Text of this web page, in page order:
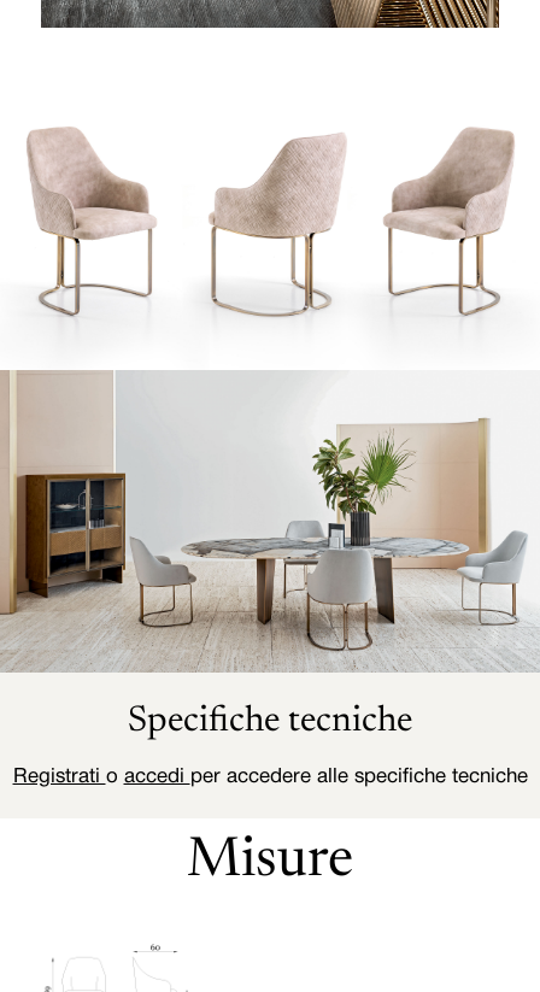
Specifiche tecniche
Registrati o accedi per accedere alle specifiche tecniche
Misure